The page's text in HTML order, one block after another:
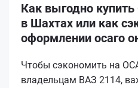
Как выгодно
в Шахтах или как
оформлении осаго
Чтобы сэкономить на
владельцам ВАЗ 2114,